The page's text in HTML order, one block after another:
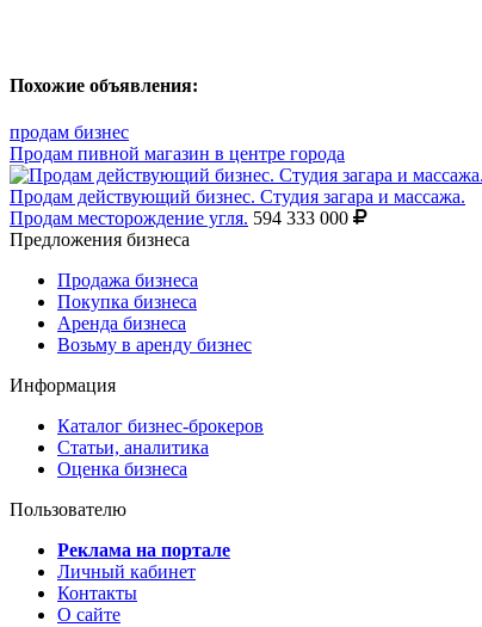
Похожие объявления:
продам бизнес
Продам пивной магазин в центре города
Продам действующий бизнес. Студия загара и массажа.
Продам месторождение угля. 594 333 000
Предложения бизнеса
Продажа бизнеса
Покупка бизнеса
Аренда бизнеса
Возьму в аренду бизнес
Информация
Каталог бизнес-брокеров
Статьи, аналитика
Оценка бизнеса
Пользователю
Реклама на портале
Личный кабинет
Контакты
О сайте